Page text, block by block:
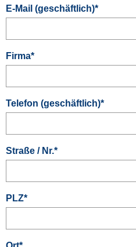
E-Mail (geschäftlich)*
Firma*
Telefon (geschäftlich)*
Straße / Nr.*
PLZ*